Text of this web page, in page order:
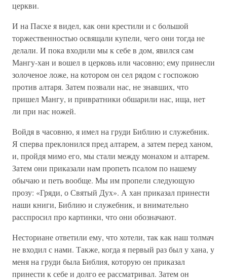
церкви.
И на Пасхе я видел, как они крестили и с большой
торжественностью освящали купели, чего они тогда не
делали. И пока входили мы к себе в дом, явился сам
Мангу-хан и вошел в церковь или часовню; ему принесли
золоченое ложе, на котором он сел рядом с госпожою
против алтаря. Затем позвали нас, не знавших, что
пришел Мангу, и привратники обшарили нас, ища, нет
ли при нас ножей.
Войдя в часовню, я имел на груди Библию и служебник.
Я сперва преклонился пред алтарем, а затем перед ханом,
и, пройдя мимо его, мы стали между монахом и алтарем.
Затем они приказали нам пропеть псалом по нашему
обычаю и петь вообще. Мы им пропели следующую
прозу: «Гряди, о Святый Дух». А хан приказал принести
наши книги, Библию и служебник, и внимательно
расспросил про картинки, что они обозначают.
Несториане ответили ему, что хотели, так как наш толмач
не входил с нами. Также, когда я первый раз был у хана, у
меня на груди была Библия, которую он приказал
принести к себе и долго ее рассматривал. Затем он